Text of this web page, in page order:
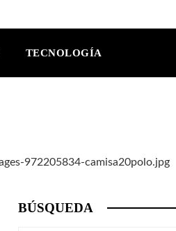
TECNOLOGÍA
BÚSQUEDA